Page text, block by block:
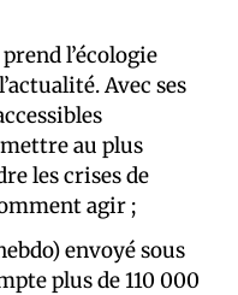
l’écologie
Avec ses
au plus
les crises de
agir ;
envoyé sous
plus de 110 000